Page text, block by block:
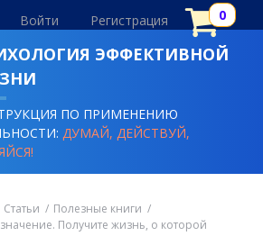
Войти Регистрация
ЭФФЕКТИВНОЙ
ПО ПРИМЕНЕНИЮ
ДУМАЙ, ДЕЙСТВУЙ,
Статьи
Полезные книги
Получите жизнь, о которой